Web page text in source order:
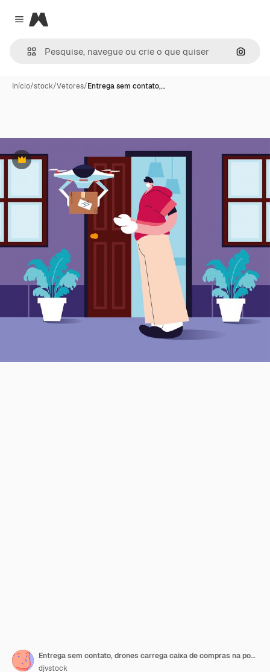
Close menu
Magnific
Início/stock/Vetores/Entrega sem contato,…
Premium
Entrega sem contato, drones carrega caixa de compras na porta
djvstock